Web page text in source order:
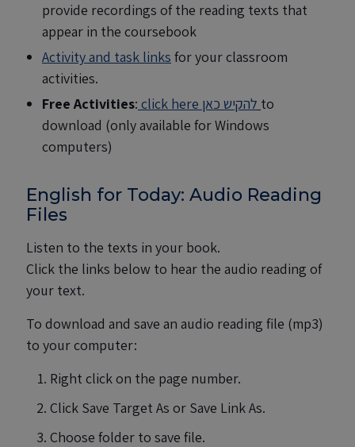
provide recordings of the reading texts that
appear in the coursebook
Activity and task links for your classroom
activities.
Free Activities: click here להקיש כאן to
download (only available for Windows
computers)
English for Today: Audio Reading
Files
Listen to the texts in your book.
Click the links below to hear the audio reading of
your text.
To download and save an audio reading file (mp3)
to your computer:
Right click on the page number.
Click Save Target As or Save Link As.
Choose folder to save file.